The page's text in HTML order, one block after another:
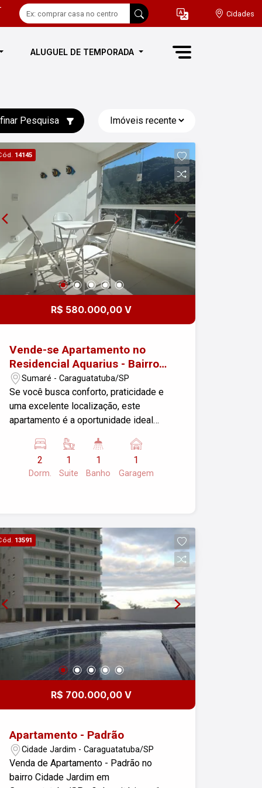
Cidades
ALUGUEL DE TEMPORADA
Pesquisa
14145
R$ 580.000,00 V
Vende-se Apartamento no
Residencial Aquarius - Bairro
Sumaré - Caraguatatuba/SP
Sumaré - Caraguatatuba/SP
Se você busca conforto, praticidade e
uma excelente localização, este
apartamento é a oportunidade ideal
bairro Sumaré, a apenas 300 metros da
beira-mar, este imóvel oferece tudo o
que você precisa para viver bem.
momentos em família - Cozinha
funcional, ideal para quem gosta de
cozinhar - Varanda gourmet,
proporcionando um espaço agradável
para receber amigos e familiares -
Todas as janelas dos dormitórios
voltadas para uma área verde,
garantindo uma paisagem única e
permanente - Totalmente mobiliado e
pronto para morar - 1 vaga de garagem
coberta Infraestrutura do Condomínio: O
Residencial Aquarius oferece uma
infraestrutura completa de lazer para
atendem a todas as idades e estilos de
vida. Desfrute de momentos de
diversão e relaxamento sem sair de
casa. Localização Privilegiada: Situado
2
Dorm.
1
Suite
1
Banho
1
Garagem
13591
R$ 700.000,00 V
Apartamento - Padrão
Cidade Jardim - Caraguatatuba/SP
Venda de Apartamento - Padrão no
bairro Cidade Jardim em